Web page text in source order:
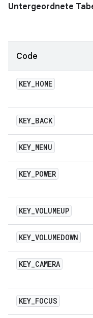
Untergeordnete
Code
KEY_HOME
KEY_BACK
KEY_MENU
KEY_POWER
KEY_VOLUMEUP
KEY_VOLUMEDOWN
KEY_CAMERA
KEY_FOCUS